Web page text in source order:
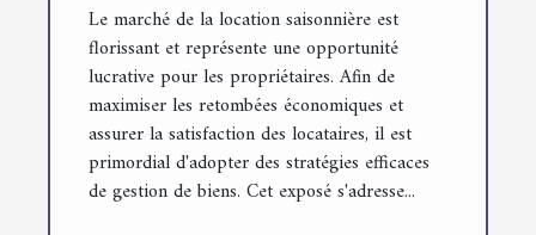
Le marché de la location saisonnière est
florissant et représente une opportunité
lucrative pour les propriétaires. Afin de
maximiser les retombées économiques et
assurer la satisfaction des locataires, il est
primordial d'adopter des stratégies efficaces
de gestion de biens. Cet exposé s'adresse...